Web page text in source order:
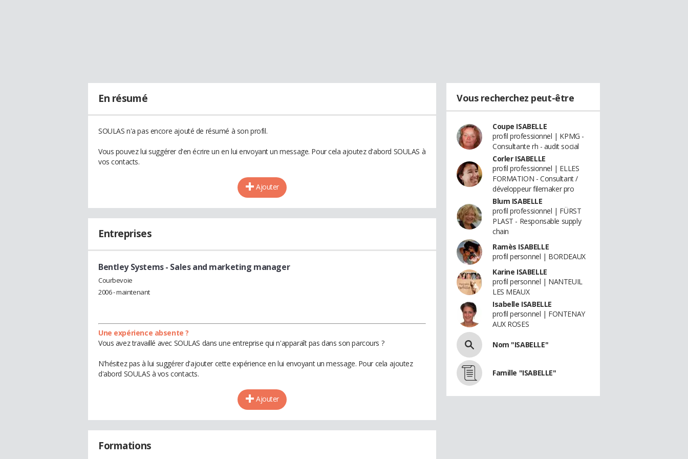
En résumé
SOULAS n'a pas encore ajouté de résumé à son profil.
Vous pouvez lui suggérer d'en écrire un en lui envoyant un message. Pour cela ajoutez d'abord SOULAS à
vos contacts.
Ajouter
Entreprises
Bentley Systems- Sales and marketing manager
Courbevoie
2006 - maintenant
Une expérience absente ?
Vous avez travaillé avec SOULAS dans une entreprise qui n'apparaît pas dans son parcours ?
N'hésitez pas à lui suggérer d'ajouter cette expérience en lui envoyant un message. Pour cela ajoutez
d'abord SOULAS à vos contacts.
Ajouter
Formations
Vous recherchez peut-être
Coupe ISABELLE
profil professionnel | KPMG -
Consultante rh - audit social
Corler ISABELLE
profil professionnel | ELLES
FORMATION - Consultant /
développeur filemaker pro
Blum ISABELLE
profil professionnel | FÜRST
PLAST - Responsable supply
chain
Ramès ISABELLE
profil personnel | BORDEAUX
Karine ISABELLE
profil personnel | NANTEUIL
LES MEAUX
Isabelle ISABELLE
profil personnel | FONTENAY
AUX ROSES
Nom "ISABELLE"
Famille "ISABELLE"